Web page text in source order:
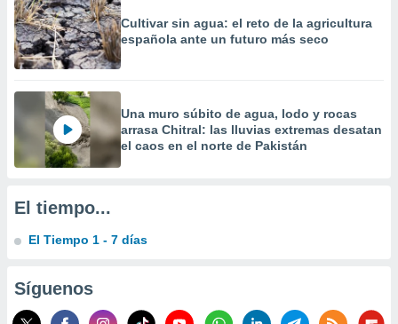
e
mediante
publicidad
publicidad
1199
Cultivar sin agua: el reto de la agricultura
española ante un futuro más seco
Una muro súbito de agua, lodo y rocas
arrasa Chitral: las lluvias extremas desatan
el caos en el norte de Pakistán
El tiempo...
El Tiempo 1 - 7 días
Síguenos